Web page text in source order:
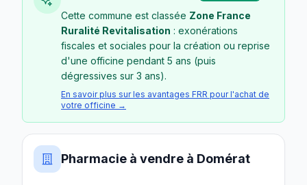
Cette commune est classée Zone France
Ruralité Revitalisation : exonérations
fiscales et sociales pour la création ou reprise
d'une officine pendant 5 ans (puis
dégressives sur 3 ans).
En savoir plus sur les avantages FRR pour l'achat de
votre officine →
Pharmacie à vendre à Domérat